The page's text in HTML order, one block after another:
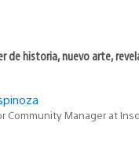
de historia, nuevo arte,
Community Manager at